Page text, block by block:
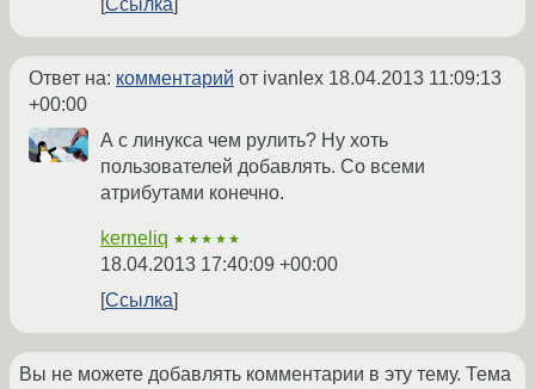
Ссылка
Ответ на: комментарий от ivanlex 18.04.2013 11:09:13
+00:00
А с линукса чем рулить? Ну хоть
пользователей добавлять. Со всеми
атрибутами конечно.
kerneliq ★★★★★
18.04.2013 17:40:09 +00:00
Ссылка
Вы не можете добавлять комментарии в эту тему. Тема